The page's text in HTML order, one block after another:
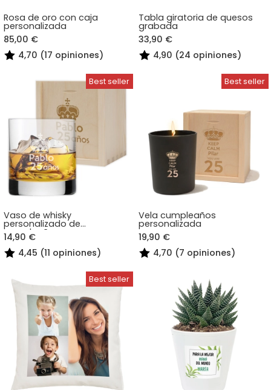
Rosa de oro con caja
personalizada
85,00 €
4,70 (17 opiniones)
Tabla giratoria de quesos
grabada
33,90 €
4,90 (24 opiniones)
Vaso de whisky
personalizado de
cumpleaños
14,90 €
4,45 (11 opiniones)
Vela cumpleaños
personalizada
19,90 €
4,70 (7 opiniones)